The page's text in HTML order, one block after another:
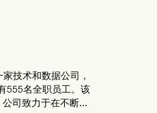
技术和数据公司，
555名全职员工。该
司致力于在不断变